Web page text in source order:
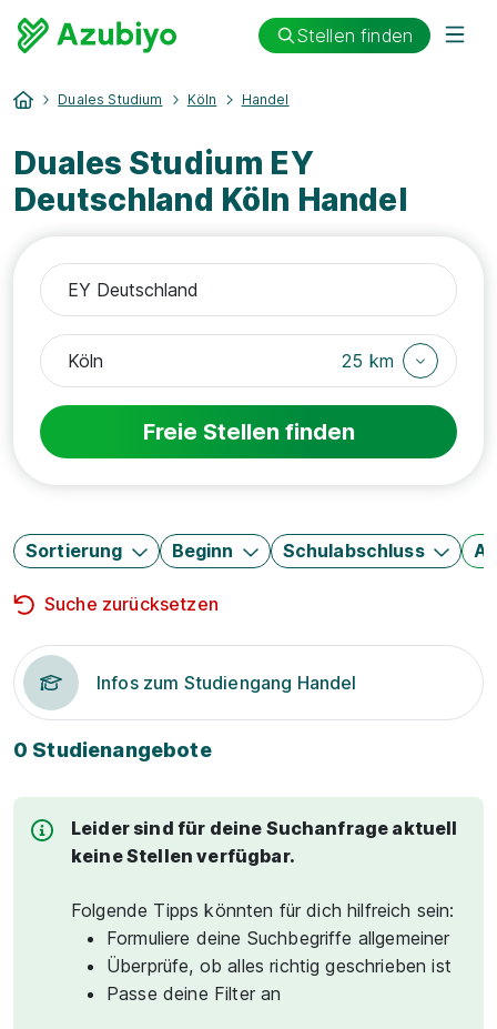
Stellen finden
Duales Studium Köln Handel
Duales Studium EY
Deutschland Köln Handel
25 km
Freie Stellen finden
Sortierung Beginn Schulabschluss
Suche zurücksetzen
Infos zum Studiengang Handel
0 Studienangebote
Leider sind für deine Suchanfrage aktuell
keine Stellen verfügbar.
Folgende Tipps könnten für dich hilfreich sein:
Formuliere deine Suchbegriffe allgemeiner
Überprüfe, ob alles richtig geschrieben ist
Passe deine Filter an